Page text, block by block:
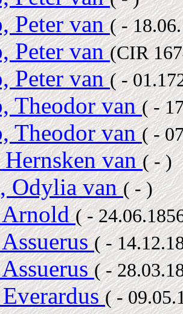
Peter van( -
Peter van(CIR
Peter van( -
Theodor van( -
Theodor van( -
Hernsken van( - )
Odylia van( - )
Arnold( -
( -
( -
( -